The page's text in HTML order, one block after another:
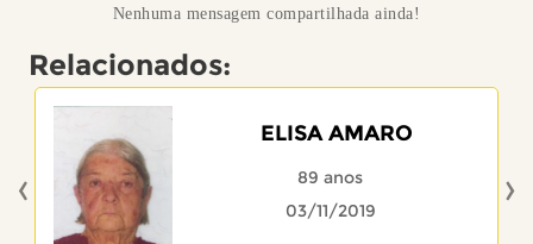
Nenhuma mensagem compartilhada ainda!
Relacionados:
ELISA AMARO
89 anos
03/11/2019
‹ ›